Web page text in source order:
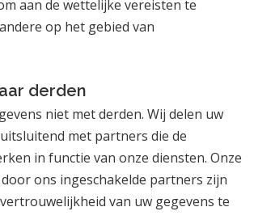
aan de wettelijke vereisten te
op het gebied van
derden
niet met derden. Wij delen uw
met partners die de
in functie van onze diensten. Onze
ons ingeschakelde partners zijn
van uw gegevens te